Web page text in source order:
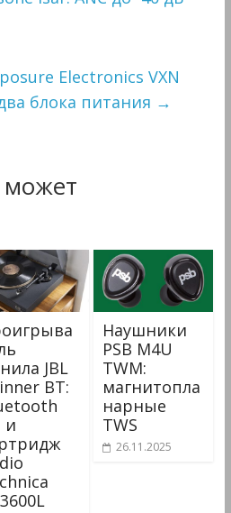
Electronics VXN
блока питания →
может
JBL
BT:
и
Наушники
PSB M4U
TWM:
магнитопла
нарные
TWS
26.11.2025